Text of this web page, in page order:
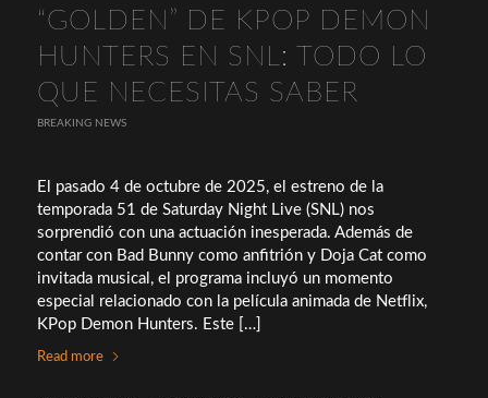
“GOLDEN” DE KPOP DEMON
HUNTERS EN SNL: TODO LO
QUE NECESITAS SABER
BREAKING NEWS
El pasado 4 de octubre de 2025, el estreno de la
temporada 51 de Saturday Night Live (SNL) nos
sorprendió con una actuación inesperada. Además de
contar con Bad Bunny como anfitrión y Doja Cat como
invitada musical, el programa incluyó un momento
especial relacionado con la película animada de Netflix,
KPop Demon Hunters. Este […]
Read more